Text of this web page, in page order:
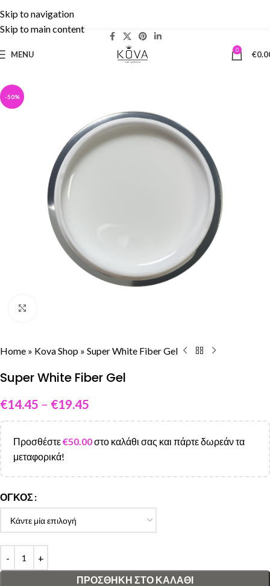
Skip to navigation
Skip to main content
MENU 0 €
-50%
Home » Kova Shop » Super White Fiber Gel
Super White Fiber Gel
€14.45 – €19.45
Προσθέστε€50.00στο καλάθι σας και πάρτε δωρεάν τα
μεταφορικά!
ΌΓΚΟΣ
ΠΡΟΣΘΉΚΗ ΣΤΟ ΚΑΛΆΘΙ
Δωρεάν Μεταφορικά άνω των 50€ | 5% cashback!